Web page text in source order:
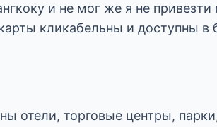
и не мог же я не
кликабельны и доступны
отели, торговые центры,